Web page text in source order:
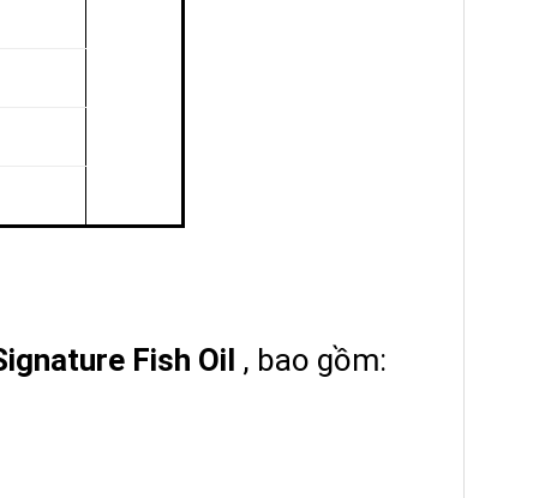
Fish Oil , bao gồm: